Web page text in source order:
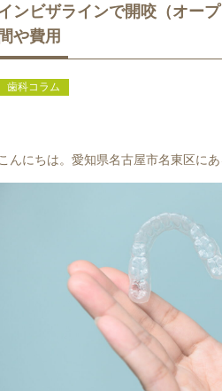
ビ
ンビザラインで開咬（オー
間や費用
歯科コラム
こんにちは。愛知県名古屋市名東区に